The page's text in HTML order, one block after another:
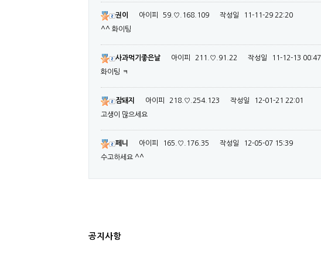
권이 아이피 59.♡.168.109 작성일
11-11-29 22:20
^^ 화이팅
사과먹기좋은날 아이피 211.♡.91.22 작성일
11-12-13 00:47
화이팅 ㅋ
잠돼지 아이피 218.♡.254.123 작성일
12-01-21 22:01
고생이 많으세요
페니 아이피 165.♡.176.35 작성일
12-05-07 15:39
수고하세요 ^^
공지사항